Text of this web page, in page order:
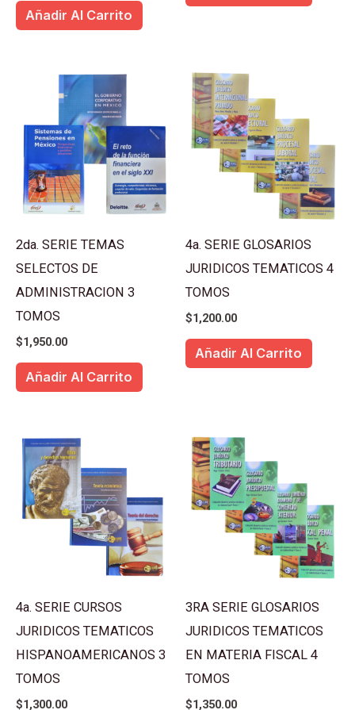
Añadir Al Carrito
2da. SERIE TEMAS
SELECTOS DE
ADMINISTRACION 3
TOMOS
$1,950.00
Añadir Al Carrito
4a. SERIE GLOSARIOS
JURIDICOS TEMATICOS 4
TOMOS
$1,200.00
Añadir Al Carrito
4a. SERIE CURSOS
JURIDICOS TEMATICOS
HISPANOAMERICANOS 3
TOMOS
$1,300.00
3RA SERIE GLOSARIOS
JURIDICOS TEMATICOS
EN MATERIA FISCAL 4
TOMOS
$1,350.00